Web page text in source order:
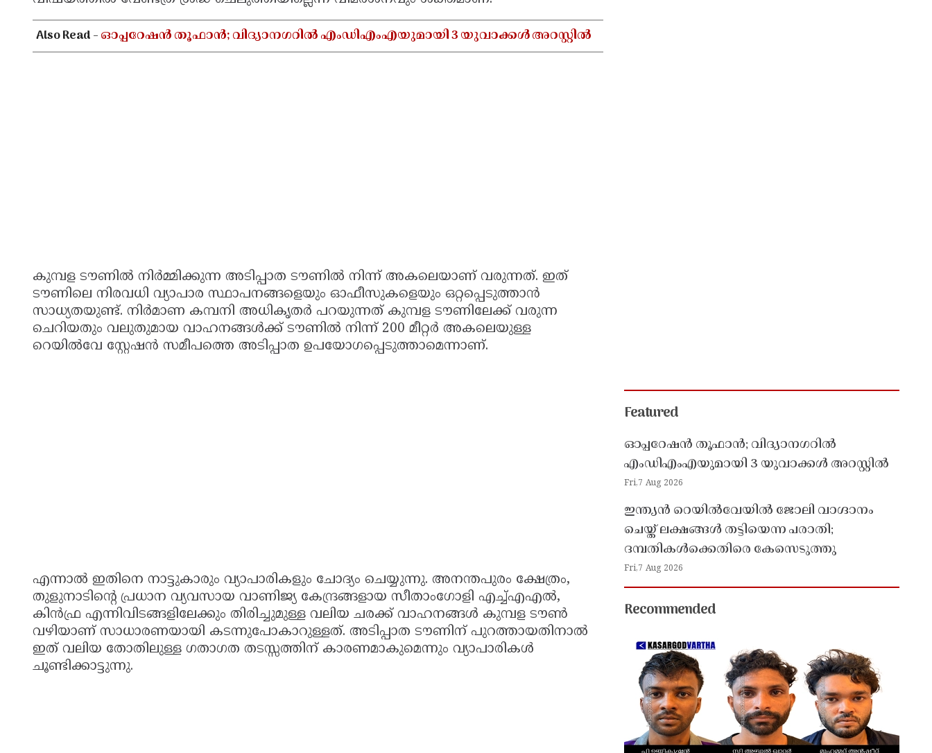
Also Read -ഓപ്പറേഷൻ തൂഫാൻ; വിദ്യാനഗറിൽ എംഡിഎംഎയുമായി 3 യുവാക്കൾ അറസ്റ്റിൽ
കുമ്പള ടൗണിൽ നിർമ്മിക്കുന്ന അടിപ്പാത ടൗണിൽ നിന്ന് അകലെയാണ് വരുന്നത്. ഇത്
ടൗണിലെ നിരവധി വ്യാപാര സ്ഥാപനങ്ങളെയും ഓഫീസുകളെയും ഒറ്റപ്പെടുത്താൻ
സാധ്യതയുണ്ട്. നിർമാണ കമ്പനി അധികൃതർ പറയുന്നത് കുമ്പള ടൗണിലേക്ക് വരുന്ന
ചെറിയതും വലുതുമായ വാഹനങ്ങൾക്ക് ടൗണിൽ നിന്ന് 200 മീറ്റർ അകലെയുള്ള
റെയിൽവേ സ്റ്റേഷൻ സമീപത്തെ അടിപ്പാത ഉപയോഗപ്പെടുത്താമെന്നാണ്.
എന്നാൽ ഇതിനെ നാട്ടുകാരും വ്യാപാരികളും ചോദ്യം ചെയ്യുന്നു. അനന്തപുരം ക്ഷേത്രം,
തുളുനാടിൻ്റെ പ്രധാന വ്യവസായ വാണിജ്യ കേന്ദ്രങ്ങളായ സീതാംഗോളി എച്ച്എഎൽ,
കിൻഫ്ര എന്നിവിടങ്ങളിലേക്കും തിരിച്ചുമുള്ള വലിയ ചരക്ക് വാഹനങ്ങൾ കുമ്പള ടൗൺ
വഴിയാണ് സാധാരണയായി കടന്നുപോകാറുള്ളത്. അടിപ്പാത ടൗണിന് പുറത്തായതിനാൽ
ഇത് വലിയ തോതിലുള്ള ഗതാഗത തടസ്സത്തിന് കാരണമാകുമെന്നും വ്യാപാരികൾ
ചൂണ്ടിക്കാട്ടുന്നു.
Featured
ഓപ്പറേഷൻ തൂഫാൻ; വിദ്യാനഗറിൽ
എംഡിഎംഎയുമായി 3 യുവാക്കൾ അറസ്റ്റിൽ
Fri,7 Aug 2026
ഇന്ത്യൻ റെയിൽവേയിൽ ജോലി വാഗ്ദാനം
ചെയ്ത് ലക്ഷങ്ങൾ തട്ടിയെന്ന പരാതി;
ദമ്പതികൾക്കെതിരെ കേസെടുത്തു
Fri,7 Aug 2026
Recommended